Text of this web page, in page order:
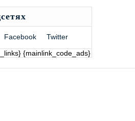
Facebook
Twitter
{mainlink_code_ads}